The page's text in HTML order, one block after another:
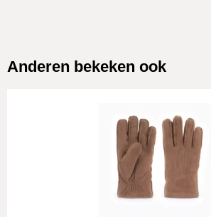
Anderen bekeken ook